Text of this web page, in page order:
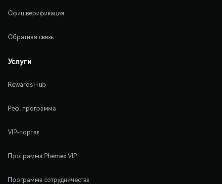
Офиц.верификация
Обратная связь
Услуги
Rewards Hub
Реф. программа
VIP-портал
Программа Phemex VIP
Программа сотрудничества